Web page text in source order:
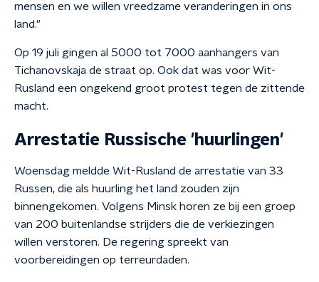
mensen en we willen vreedzame veranderingen in ons
land."
Op 19 juli gingen al 5000 tot 7000 aanhangers van
Tichanovskaja de straat op. Ook dat was voor Wit-
Rusland een ongekend groot protest tegen de zittende
macht.
Arrestatie Russische 'huurlingen'
Woensdag meldde Wit-Rusland de arrestatie van 33
Russen, die als huurling het land zouden zijn
binnengekomen. Volgens Minsk horen ze bij een groep
van 200 buitenlandse strijders die de verkiezingen
willen verstoren. De regering spreekt van
voorbereidingen op terreurdaden.